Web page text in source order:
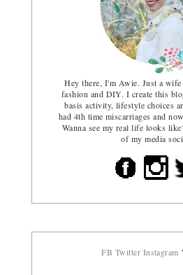
Hey there, I'm Awie. Just a
fashion and DIY. I create this
basis activity, lifestyle choices
had 4th time miscarriages and
Wanna see my real life looks
of my media
FB Twitter Instagram